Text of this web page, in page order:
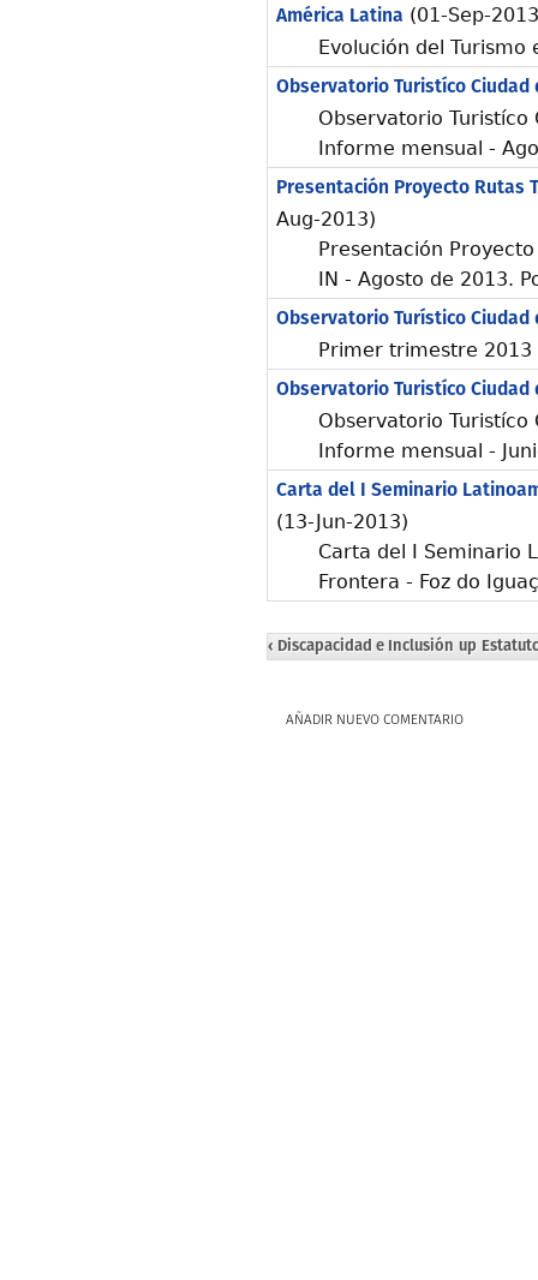
América Latina (01-Sep-
Evolución del
Observatorio Turistíco Ciudad
Observatorio Turistíco
Informe mensual -
Presentación Proyecto Rutas
Aug-2013)
Presentación
IN - Agosto de 2013.
Observatorio Turístico Ciudad
Primer trimestre 2013
Observatorio Turistíco Ciudad
Observatorio Turistíco
Informe mensual -
Carta del I Seminario
(13-Jun-2013)
Carta del I Seminario
Frontera - Foz do
‹ Discapacidad e Inclusión up
AÑADIR NUEVO COMENTARIO